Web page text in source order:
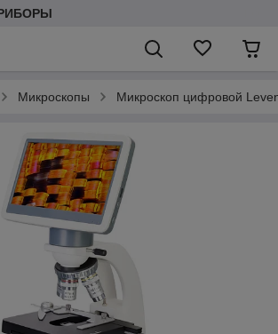
Микроскопы Микроскоп цифровой